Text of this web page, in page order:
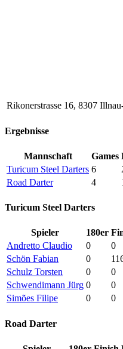
Rikonerstrasse 16, 8307
Ergebnisse
Mannschaft Games
Turicum Steel Darters 6
Road Darter
4
Turicum Steel Darters
Spieler 180er
Andretto Claudio
0 0
Schön Fabian
0
Schulz Torsten
0 0
Schwendimann Jürg 0 0
Simões Filipe
0 0
Road Darter